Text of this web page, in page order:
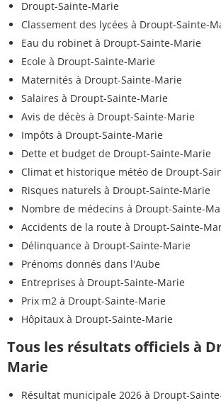
Droupt-Sainte-Marie
Classement des lycées à Droupt-Sainte-
Eau du robinet à Droupt-Sainte-Marie
Ecole à Droupt-Sainte-Marie
Maternités à Droupt-Sainte-Marie
Salaires à Droupt-Sainte-Marie
Avis de décès à Droupt-Sainte-Marie
Impôts à Droupt-Sainte-Marie
Dette et budget de Droupt-Sainte-Marie
Climat et historique météo de Droupt-
Risques naturels à Droupt-Sainte-Marie
Nombre de médecins à Droupt-Sainte-
Accidents de la route à Droupt-Sainte-
Délinquance à Droupt-Sainte-Marie
Prénoms donnés dans l'Aube
Entreprises à Droupt-Sainte-Marie
Prix m2 à Droupt-Sainte-Marie
Hôpitaux à Droupt-Sainte-Marie
Tous les résultats officiels à
Marie
Résultat municipale 2026 à Droupt-